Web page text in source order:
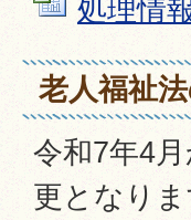
処理情
老人福祉
令和7年4
更となりま